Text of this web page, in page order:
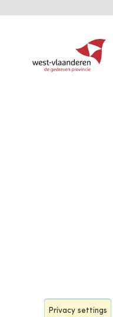
Privacy settings